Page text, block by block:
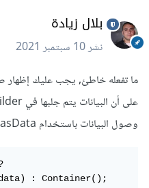
بلال زيادة
نشر10 سبتمبر 2021
ما تفعله خاطئ, يجب عليك إظهار
وصول البيانات باستخدام snapshot.hasData بهذه الطريقة
: Container();